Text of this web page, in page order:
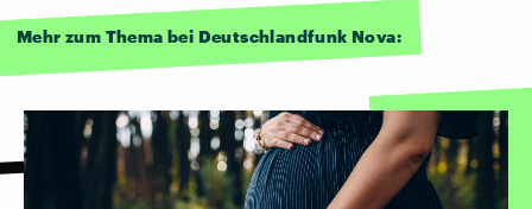
Mehr zum Thema bei Deutschlandfunk Nova: